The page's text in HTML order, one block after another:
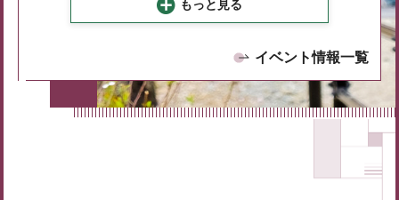
もっと見る
イベント情報一覧